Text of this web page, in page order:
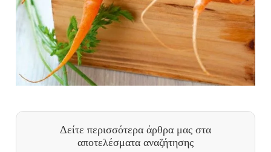
Δείτε περισσότερα άρθρα μας στα
αποτελέσματα αναζήτησης